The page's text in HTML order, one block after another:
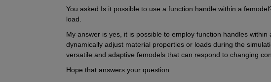
You asked Is it possible to use a function handle within a
load.
My answer is yes, it is possible to employ function handles
dynamically adjust material properties or loads during the
versatile and adaptive femodels that can respond to changing
Hope that answers your question.